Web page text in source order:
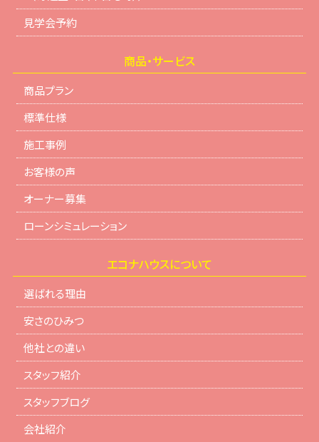
見学会予約
商品・サービス
商品プラン
標準仕様
施工事例
お客様の声
オーナー募集
ローンシミュレーション
エコナハウスについて
選ばれる理由
安さのひみつ
他社との違い
スタッフ紹介
スタッフブログ
会社紹介